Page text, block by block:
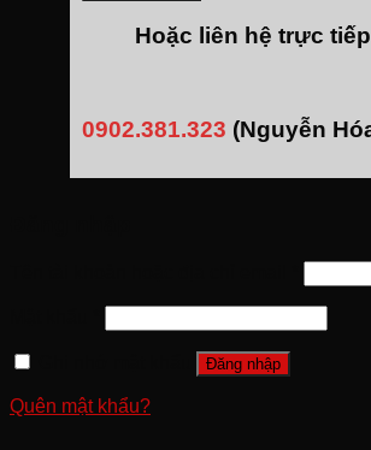
Hoặc liên hệ trực
0902.381.323 (Nguyễn
Đăng nhập
Quên mật khẩu?